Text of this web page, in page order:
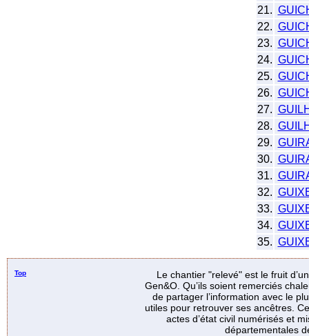
21.
22.
23.
24.
25.
26.
27.
28.
29.
30.
31.
32.
33.
34.
35.
Top
Le chantier "relevé" est le fruit
Gen&O. Qu’ils soient remerciés
de partager l’information avec le
utiles pour retrouver ses ancêtres.
actes d’état civil numérisés et
départementales